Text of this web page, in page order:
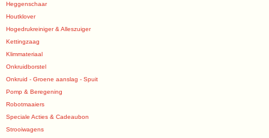
Heggenschaar
Houtklover
Hogedrukreiniger & Alleszuiger
Kettingzaag
Klimmateriaal
Onkruidborstel
Onkruid - Groene aanslag - Spuit
Pomp & Beregening
Robotmaaiers
Speciale Acties & Cadeaubon
Strooiwagens